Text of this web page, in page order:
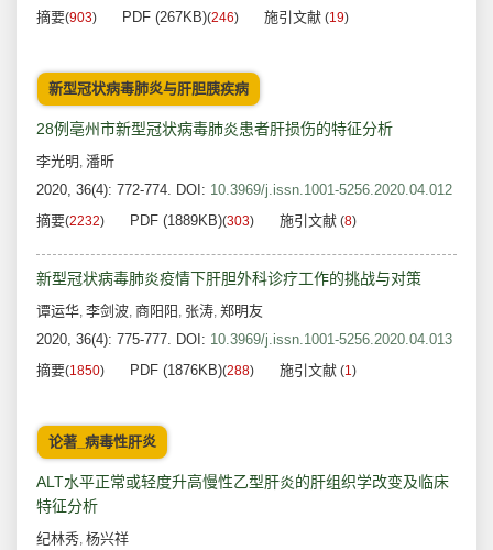
摘要(903) PDF (267KB)(246) 施引文献 (19)
新型冠状病毒肺炎与肝胆胰疾病
28例亳州市新型冠状病毒肺炎患者肝损伤的特征分析
李光明 , 潘昕
2020, 36(4): 772-774. DOI: 10.3969/j.issn.1001-5256.2020.04.012
摘要(2232) PDF (1889KB)(303) 施引文献 (8)
新型冠状病毒肺炎疫情下肝胆外科诊疗工作的挑战与对策
谭运华, 李剑波, 商阳阳 , 张涛, 郑明友
2020, 36(4): 775-777. DOI: 10.3969/j.issn.1001-5256.2020.04.013
摘要(1850) PDF (1876KB)(288) 施引文献 (1)
论著_病毒性肝炎
ALT水平正常或轻度升高慢性乙型肝炎的肝组织学改变及临床
特征分析
纪林秀, 杨兴祥